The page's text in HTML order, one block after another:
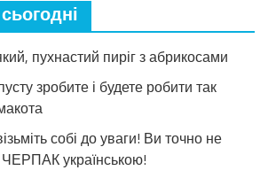
Цей
на
просто
не
менше
пухнастий пиріг з абрикосами
зробите і будете робити так
собі до уваги! Ви точно не
ЧЕРПАК українською!